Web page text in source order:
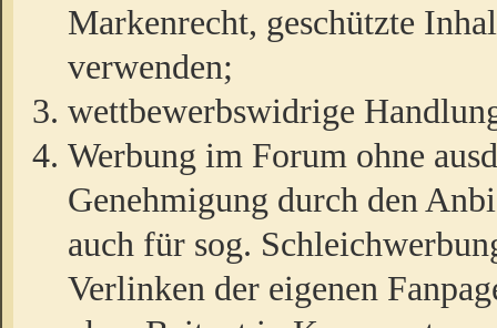
Markenrecht, geschützte
verwenden;
wettbewerbswidrige
Werbung im Forum ohne
Genehmigung durch den
auch für sog.
Verlinken der eigenen